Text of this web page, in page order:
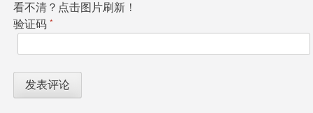
看不清？点击图片刷新！
验证码 *